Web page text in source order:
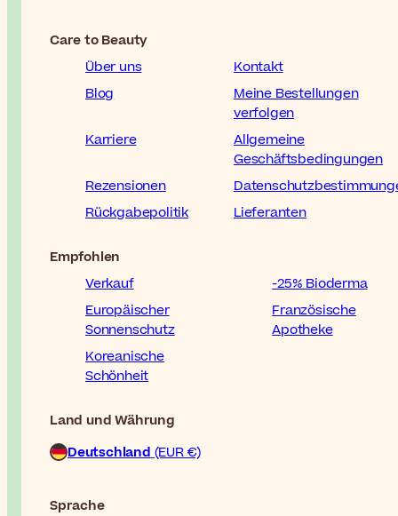
Care to Beauty
Über uns
Kontakt
Blog
Meine Bestellungen
verfolgen
Karriere
Allgemeine
Geschäftsbedingungen
Rezensionen
Rückgabepolitik
Lieferanten
Empfohlen
Verkauf
-25% Bioderma
Europäischer
Sonnenschutz
Französische
Apotheke
Koreanische
Schönheit
Land und Währung
Deutschland (EUR €)
Sprache